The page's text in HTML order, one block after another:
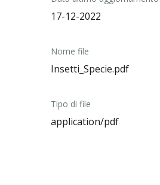
17-12-2022
Nome file
Insetti_Specie.pdf
Tipo di file
application/pdf